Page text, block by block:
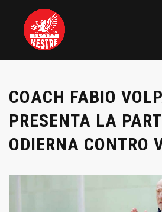
COACH FABIO
PRESENTA LA
ODIERNA CONTRO